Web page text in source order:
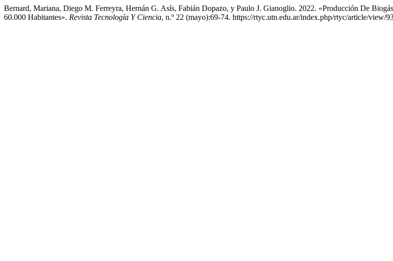
Bernard, Mariana, Diego M. Ferreyra, Hernán G. Asís, Fabián Dopazo, y Paulo J. Gianoglio. 2022. «Producción De
60.000 Habitantes». Revista Tecnología Y Ciencia, n.º 22 (mayo):69-74. https://rtyc.utn.edu.ar/index.php/rtyc/article/view/